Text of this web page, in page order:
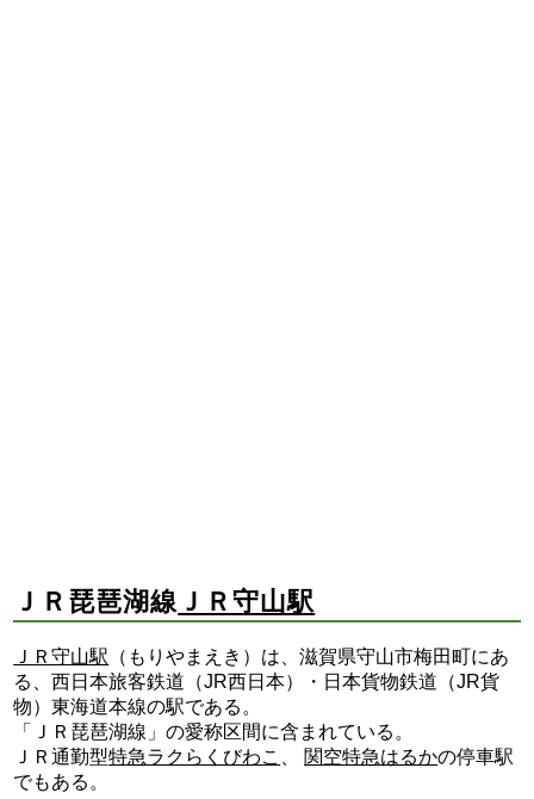
ＪＲ琵琶湖線 ＪＲ守山駅
ＪＲ守山駅 （もりやまえき）は、滋賀県守山市梅田町にあ
る、西日本旅客鉄道（JR西日本）・日本貨物鉄道（JR貨
物）東海道本線の駅である。
「ＪＲ琵琶湖線」の愛称区間に含まれている。
ＪＲ通勤型特急ラクらくびわこ 関空特急はるかの停車駅
でもある。